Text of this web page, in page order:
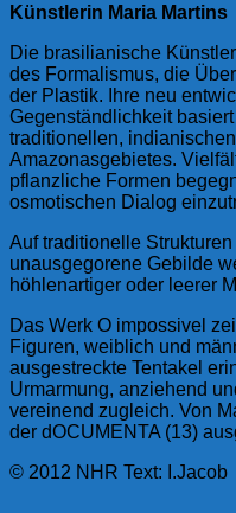
Künstlerin Maria Martins
Die brasilianische
des Formalismus, die
der Plastik. Ihre neu
Gegenständlichkeit
traditionellen,
Amazonasgebietes.
pflanzliche Formen
osmotischen Dialog
Auf traditionelle
unausgegorene Gebilde
höhlenartiger oder leerer
Das Werk O impossivel
Figuren, weiblich und
ausgestreckte Tentakel
Urmarmung, anziehend
vereinend zugleich. Von
der dOCUMENTA (13)
© 2012 NHR Text: